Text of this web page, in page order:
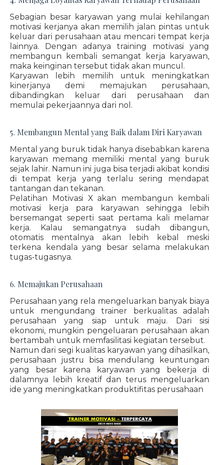
Sebagian besar karyawan yang mulai kehilangan
motivasi kerjanya akan memilih jalan pintas untuk
keluar dari perusahaan atau mencari tempat kerja
lainnya. Dengan adanya training motivasi yang
membangun kembali semangat kerja karyawan,
maka keinginan tersebut tidak akan muncul.
Karyawan lebih memilih untuk meningkatkan
kinerjanya demi memajukan perusahaan,
dibandingkan keluar dari perusahaan dan
memulai pekerjaannya dari nol.
5. Membangun Mental yang Baik dalam Diri Karyawan
Mental yang buruk tidak hanya disebabkan karena
karyawan memang memiliki mental yang buruk
sejak lahir. Namun ini juga bisa terjadi akibat kondisi
di tempat kerja yang terlalu sering mendapat
tantangan dan tekanan.
Pelatihan Motivasi X akan membangun kembali
motivasi kerja para karyawan sehingga lebih
bersemangat seperti saat pertama kali melamar
kerja. Kalau semangatnya sudah dibangun,
otomatis mentalnya akan lebih kebal meski
terkena kendala yang besar selama melakukan
tugas-tugasnya.
6. Memajukan Perusahaan
Perusahaan yang rela mengeluarkan banyak biaya
untuk mengundang trainer berkualitas adalah
perusahaan yang siap untuk maju. Dari sisi
ekonomi, mungkin pengeluaran perusahaan akan
bertambah untuk memfasilitasi kegiatan tersebut.
Namun dari segi kualitas karyawan yang dihasilkan,
perusahaan justru bisa mendulang keuntungan
yang besar karena karyawan yang bekerja di
dalamnya lebih kreatif dan terus mengeluarkan
ide yang meningkatkan produktifitas perusahaan